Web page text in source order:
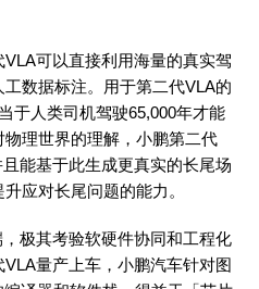
VLA可以直接利用海量的真实驾
数据标注。用于第二代VLA的
于人类司机驾驶65,000年才能
理世界的理解，小鹏第二代
能基于此生成更真实的长尾场
应对长尾问题的能力。
极其考验软硬件协同和工程化
量产上车，小鹏汽车针对图